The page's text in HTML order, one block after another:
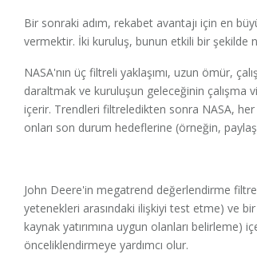
Bir sonraki adım, rekabet avantajı için en
vermektir. İki kuruluş, bunun etkili bir şekilde
NASA'nın üç filtreli yaklaşımı, uzun ömür,
daraltmak ve kuruluşun geleceğinin çalışma
içerir. Trendleri filtreledikten sonra NASA,
onları son durum hedeflerine (örneğin,
John Deere'in megatrend değerlendirme
yetenekleri arasındaki ilişkiyi test etme) ve
kaynak yatırımına uygun olanları
önceliklendirmeye yardımcı olur.